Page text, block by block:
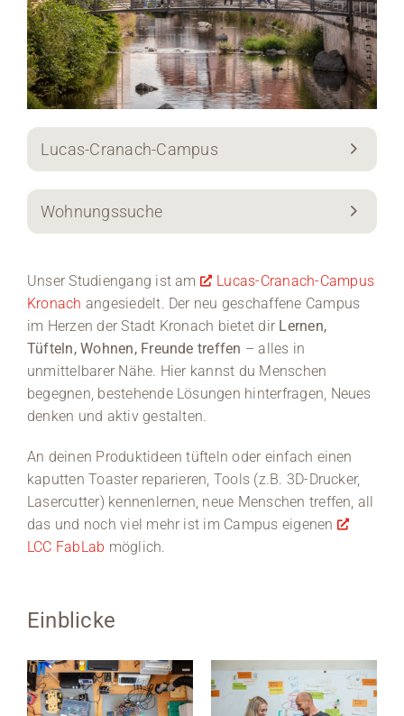
Lucas-Cranach-Campus
Wohnungssuche
Unser Studiengang ist am
Lucas-Cranach-Campus
Kronach angesiedelt. Der neu geschaffene Campus
im Herzen der Stadt Kronach bietet dir Lernen,
Tüfteln, Wohnen, Freunde treffen – alles in
unmittelbarer Nähe. Hier kannst du Menschen
begegnen, bestehende Lösungen hinterfragen, Neues
denken und aktiv gestalten.
An deinen Produktideen tüfteln oder einfach einen
kaputten Toaster reparieren, Tools (z.B. 3D-Drucker,
Lasercutter) kennenlernen, neue Menschen treffen, all
das und noch viel mehr ist im Campus eigenen
LCC FabLab möglich.
Einblicke